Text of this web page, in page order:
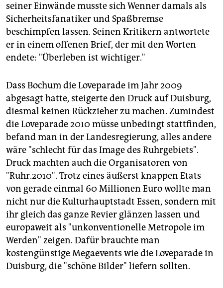
seiner Einwände musste sich Wenner damals als
Sicherheitsfanatiker und Spaßbremse
beschimpfen lassen. Seinen Kritikern antwortete
er in einem offenen Brief, der mit den Worten
endete: "Überleben ist wichtiger."
Dass Bochum die Loveparade im Jahr 2009
abgesagt hatte, steigerte den Druck auf Duisburg,
diesmal keinen Rückzieher zu machen. Zumindest
die Loveparade 2010 müsse unbedingt stattfinden,
befand man in der Landesregierung, alles andere
wäre "schlecht für das Image des Ruhrgebiets".
Druck machten auch die Organisatoren von
"Ruhr.2010". Trotz eines äußerst knappen Etats
von gerade einmal 60 Millionen Euro wollte man
nicht nur die Kulturhauptstadt Essen, sondern mit
ihr gleich das ganze Revier glänzen lassen und
europaweit als "unkonventionelle Metropole im
Werden" zeigen. Dafür brauchte man
kostengünstige Megaevents wie die Loveparade in
Duisburg, die "schöne Bilder" liefern sollten.